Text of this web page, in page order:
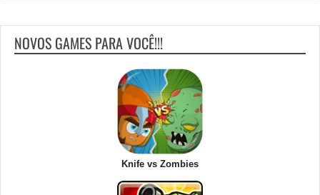
NOVOS GAMES PARA VOCÊ!!!
Knife vs Zombies